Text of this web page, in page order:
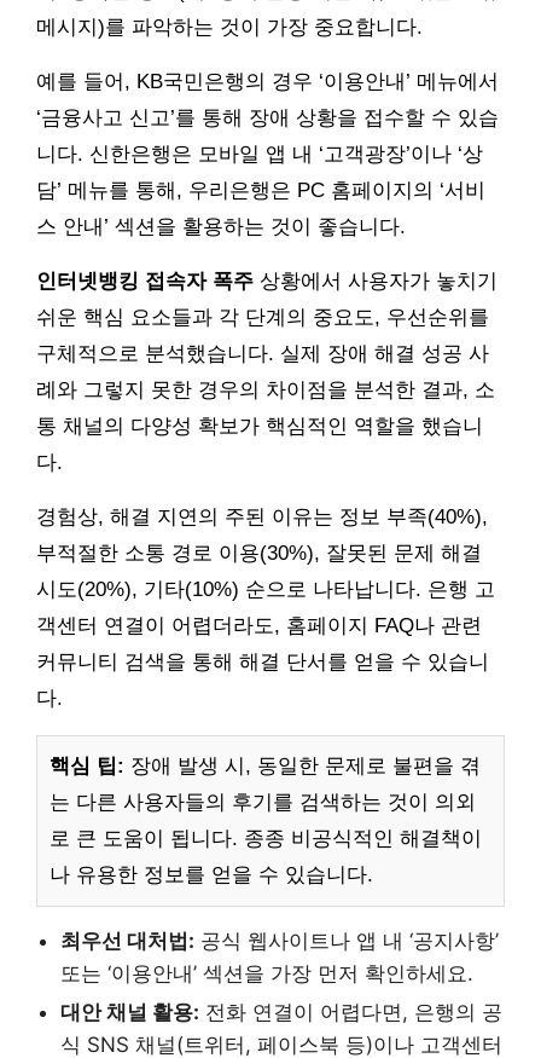
메시지)를 파악하는 것이 가장 중요합니다.
예를 들어, KB국민은행의 경우 ‘이용안내’ 메뉴에서
‘금융사고 신고’를 통해 장애 상황을 접수할 수 있습
니다. 신한은행은 모바일 앱 내 ‘고객광장’이나 ‘상
담’ 메뉴를 통해, 우리은행은 PC 홈페이지의 ‘서비
스 안내’ 섹션을 활용하는 것이 좋습니다.
인터넷뱅킹 접속자 폭주 상황에서 사용자가 놓치기
쉬운 핵심 요소들과 각 단계의 중요도, 우선순위를
구체적으로 분석했습니다. 실제 장애 해결 성공 사
례와 그렇지 못한 경우의 차이점을 분석한 결과, 소
통 채널의 다양성 확보가 핵심적인 역할을 했습니
다.
경험상, 해결 지연의 주된 이유는 정보 부족(40%),
부적절한 소통 경로 이용(30%), 잘못된 문제 해결
시도(20%), 기타(10%) 순으로 나타납니다. 은행 고
객센터 연결이 어렵더라도, 홈페이지 FAQ나 관련
커뮤니티 검색을 통해 해결 단서를 얻을 수 있습니
다.
핵심 팁: 장애 발생 시, 동일한 문제로 불편을 겪
는 다른 사용자들의 후기를 검색하는 것이 의외
로 큰 도움이 됩니다. 종종 비공식적인 해결책이
나 유용한 정보를 얻을 수 있습니다.
최우선 대처법: 공식 웹사이트나 앱 내 ‘공지사항’
또는 ‘이용안내’ 섹션을 가장 먼저 확인하세요.
대안 채널 활용: 전화 연결이 어렵다면, 은행의 공
식 SNS 채널(트위터, 페이스북 등)이나 고객센터